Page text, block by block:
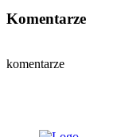
Komentarze
komentarze